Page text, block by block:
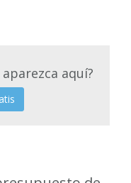
aquí?